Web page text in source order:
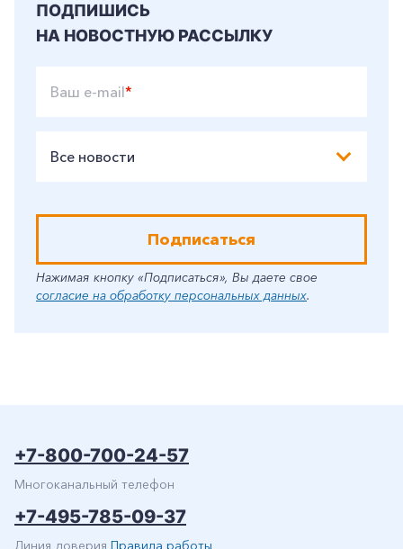
ПОДПИШИСЬ
НА НОВОСТНУЮ РАССЫЛКУ
Ваш e-mail*
Все новости
Подписаться
Нажимая кнопку «Подписаться», Вы даете свое
согласие на обработку персональных данных.
+7-800-700-24-57
Многоканальный телефон
+7-495-785-09-37
Линия доверия Правила работы